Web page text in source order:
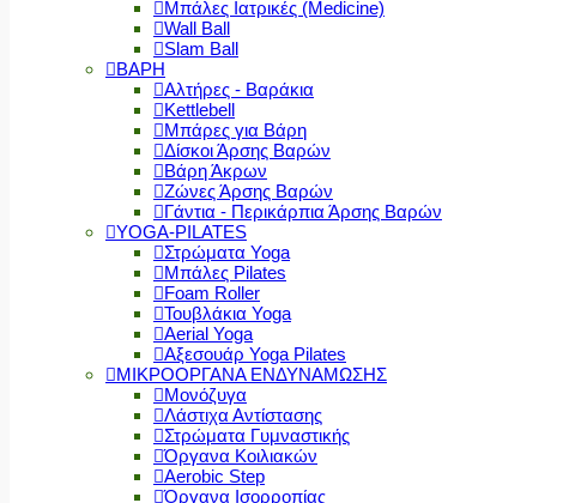
Μπάλες Ιατρικές (Medicine)
Wall Ball
Slam Ball
ΒΑΡΗ
Αλτήρες - Βαράκια
Kettlebell
Μπάρες για Βάρη
Δίσκοι Άρσης Βαρών
Βάρη Άκρων
Ζώνες Άρσης Βαρών
Γάντια - Περικάρπια Άρσης Βαρών
YOGA-PILATES
Στρώματα Yoga
Μπάλες Pilates
Foam Roller
Τουβλάκια Yoga
Aerial Yoga
Αξεσουάρ Yoga Pilates
ΜΙΚΡΟΟΡΓΑΝΑ ΕΝΔΥΝΑΜΩΣΗΣ
Μονόζυγα
Λάστιχα Αντίστασης
Στρώματα Γυμναστικής
Όργανα Κοιλιακών
Aerobic Step
Όργανα Ισορροπίας